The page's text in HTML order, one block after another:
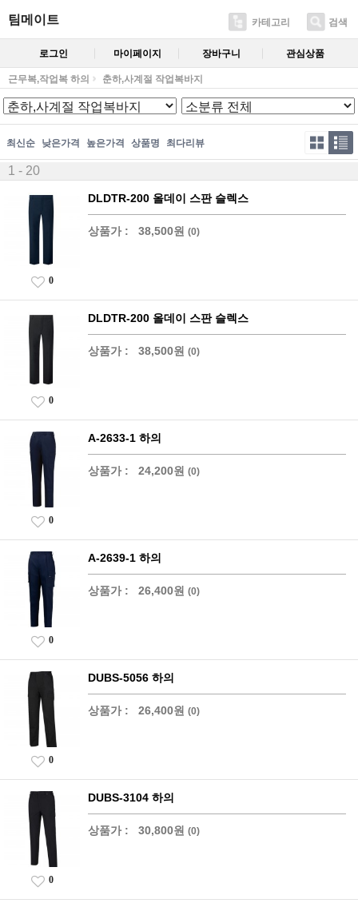
팀메이트 카테고리 검색
로그인 마이페이지 장바구니 관심상품
근무복,작업복 하의 춘하,사계절 작업복바지
최신순 낮은가격 높은가격 상품명 최다리뷰
1 - 20
DLDTR-200 올데이 스판 슬렉스
상품가 : 38,500원 (0)
0
DLDTR-200 올데이 스판 슬렉스
상품가 : 38,500원 (0)
0
A-2633-1 하의
상품가 : 24,200원 (0)
0
A-2639-1 하의
상품가 : 26,400원 (0)
0
DUBS-5056 하의
상품가 : 26,400원 (0)
0
DUBS-3104 하의
상품가 : 30,800원 (0)
0